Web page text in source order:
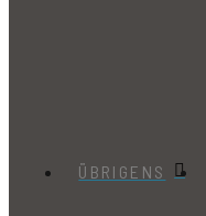
ÜBRIGENS